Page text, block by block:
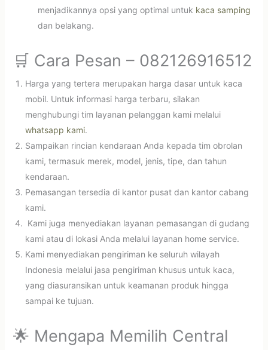
menjadikannya opsi yang optimal untuk kaca samping
dan belakang.
🛒 Cara Pesan – 082126916512
Harga yang tertera merupakan harga dasar untuk kaca
mobil. Untuk informasi harga terbaru, silakan
menghubungi tim layanan pelanggan kami melalui
whatsapp kami.
Sampaikan rincian kendaraan Anda kepada tim obrolan
kami, termasuk merek, model, jenis, tipe, dan tahun
kendaraan.
Pemasangan tersedia di kantor pusat dan kantor cabang
kami.
Kami juga menyediakan layanan pemasangan di gudang
kami atau di lokasi Anda melalui layanan home service.
Kami menyediakan pengiriman ke seluruh wilayah
Indonesia melalui jasa pengiriman khusus untuk kaca,
yang diasuransikan untuk keamanan produk hingga
sampai ke tujuan.
🌟 Mengapa Memilih Central